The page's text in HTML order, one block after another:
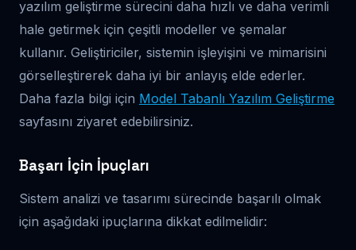
yazılım geliştirme sürecini daha hızlı ve daha verimli
hale getirmek için çeşitli modeller ve şemalar
kullanır. Geliştiriciler, sistemin işleyişini ve mimarisini
görselleştirerek daha iyi bir anlayış elde ederler.
Daha fazla bilgi için Model Tabanlı Yazılım Geliştirme
sayfasını ziyaret edebilirsiniz.
Başarı İçin İpuçları
Sistem analizi ve tasarımı sürecinde başarılı olmak
için aşağıdaki ipuçlarına dikkat edilmelidir: